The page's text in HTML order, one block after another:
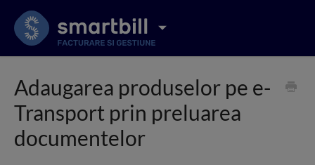
Adaugarea produselor pe e-
Transport prin preluarea
documentelor